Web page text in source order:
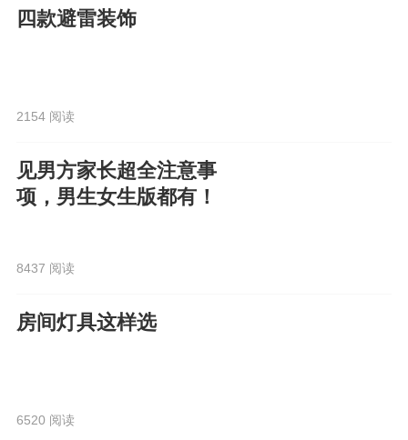
四款避雷装饰
2154 阅读
见男方家长超全注意事
项，男生女生版都有！
8437 阅读
房间灯具这样选
6520 阅读